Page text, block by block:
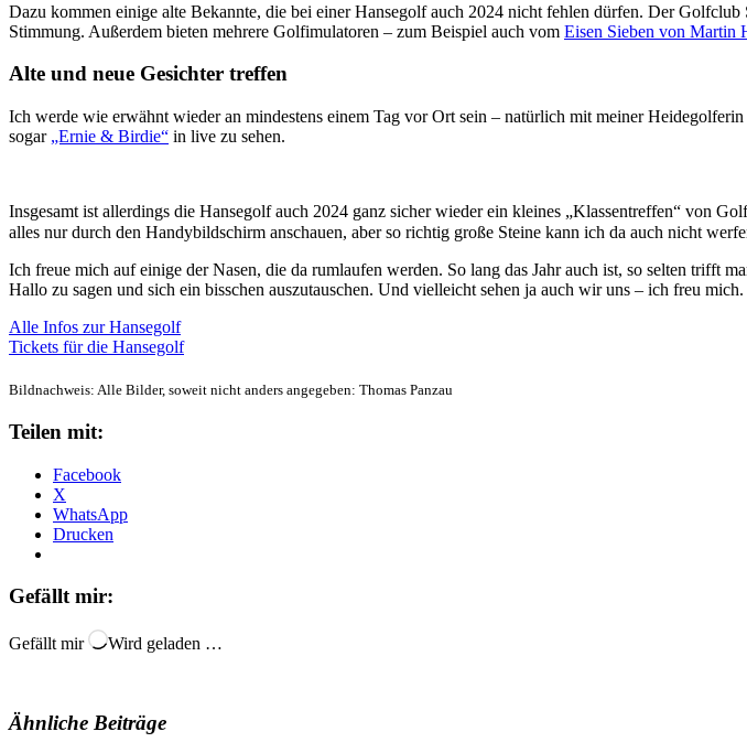
Dazu kommen einige alte Bekannte, die bei einer Hansegolf auch 2024 nicht fehlen dürfen. Der
Stimmung. Außerdem bieten mehrere Golfimulatoren – zum Beispiel auch vom Eisen Sieben von Martin
Alte und neue Gesichter treffen
Ich werde wie erwähnt wieder an mindestens einem Tag vor Ort sein – natürlich mit meiner
sogar „Ernie & Birdie“ in live zu sehen.
Insgesamt ist allerdings die Hansegolf auch 2024 ganz sicher wieder ein kleines „Klassentreffen“ von
alles nur durch den Handybildschirm anschauen, aber so richtig große Steine kann ich da auch nicht
Ich freue mich auf einige der Nasen, die da rumlaufen werden. So lang das Jahr auch ist, so selten trifft
Hallo zu sagen und sich ein bisschen auszutauschen. Und vielleicht sehen ja auch wir uns – ich freu mich.
Alle Infos zur Hansegolf
Tickets für die Hansegolf
Bildnachweis: Alle Bilder, soweit nicht anders angegeben: Thomas Panzau
Teilen mit:
Facebook
X
WhatsApp
Drucken
Gefällt mir:
Gefällt mir Wird geladen …
Ähnliche Beiträge